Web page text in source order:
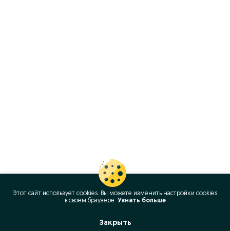
Этот сайт использует cookies. Вы можете изменить настройки cookies
в своeм браузере. Узнать больше
Закрыть